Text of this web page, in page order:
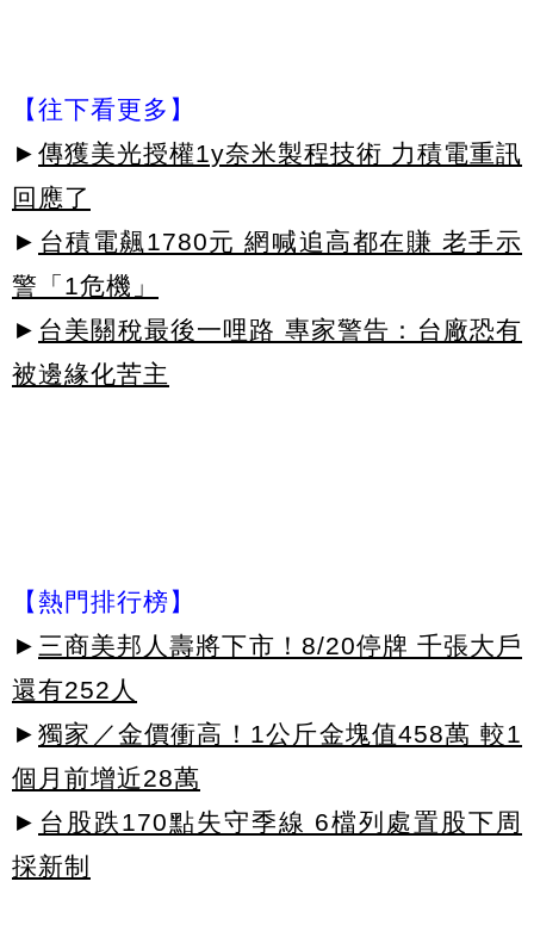
【往下看更多】
► 傳獲美光授權1y奈米製程技術 力積電重訊
回應了
► 台積電飆1780元 網喊追高都在賺 老手示
警「1危機」
► 台美關稅最後一哩路 專家警告：台廠恐有
被邊緣化苦主
【熱門排行榜】
► 三商美邦人壽將下市！8/20停牌 千張大戶
還有252人
► 獨家／金價衝高！1公斤金塊值458萬 較1
個月前增近28萬
► 台股跌170點失守季線 6檔列處置股下周
採新制